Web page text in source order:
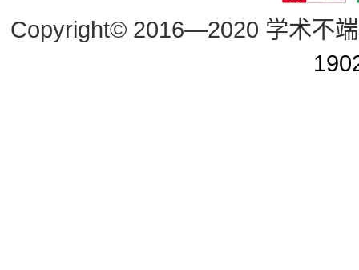
Copyright© 2016—2020 学术不